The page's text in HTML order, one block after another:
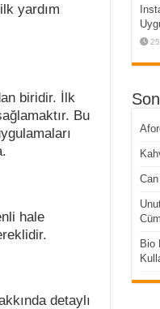
yardım
biridir. İlk
Bu
hale
detaylı
Bio